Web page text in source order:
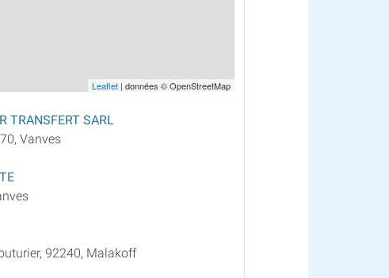
Leaflet | données © OpenStreetMap
TRANSFERT SARL
Vanves
92240, Malakoff